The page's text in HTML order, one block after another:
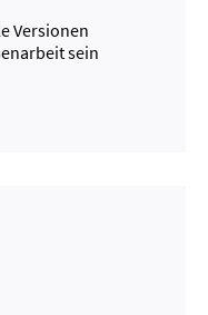
Versionen
sein